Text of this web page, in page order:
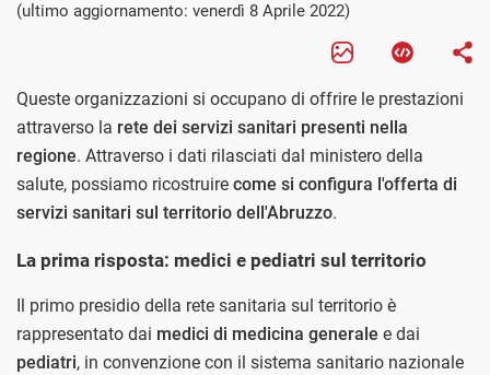
(ultimo aggiornamento: venerdì 8 Aprile 2022)
Queste organizzazioni si occupano di offrire le prestazioni
attraverso la rete dei servizi sanitari presenti nella
regione. Attraverso i dati rilasciati dal ministero della
salute, possiamo ricostruire come si configura l'offerta di
servizi sanitari sul territorio dell'Abruzzo.
La prima risposta: medici e pediatri sul territorio
Il primo presidio della rete sanitaria sul territorio è
rappresentato dai medici di medicina generale e dai
pediatri, in convenzione con il sistema sanitario nazionale